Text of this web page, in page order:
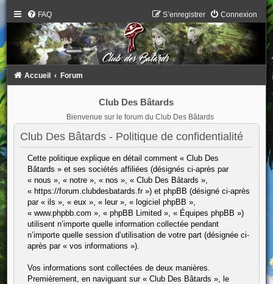
FAQ Connexion
S’enregistrer
Accueil Forum
Club Des Bâtards
Bienvenue sur le forum du Club Des Bâtards
Club Des Bâtards - Politique de confidentialité
Cette politique explique en détail comment « Club Des
Bâtards » et ses sociétés affiliées (désignés ci-après par
« nous », « notre », « nos », « Club Des Bâtards »,
« https://forum.clubdesbatards.fr ») et phpBB (désigné ci-après
par « ils », « eux », « leur », « logiciel phpBB »,
« www.phpbb.com », « phpBB Limited », « Équipes phpBB »)
utilisent n’importe quelle information collectée pendant
n’importe quelle session d’utilisation de votre part (désignée ci-
après par « vos informations »).
Vos informations sont collectées de deux manières.
Premièrement, en naviguant sur « Club Des Bâtards », le